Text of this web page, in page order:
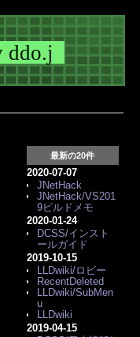
最新の20件
2020-07-07
JNetHack
JNetHack/VS201
9ビルドメモ
2020-01-24
DCSS/インスト
ールガイド
2019-10-15
LLDwiki/ロビー
RecentDeleted
LLDwiki/SubMen
u
LLDwiki
2019-04-15